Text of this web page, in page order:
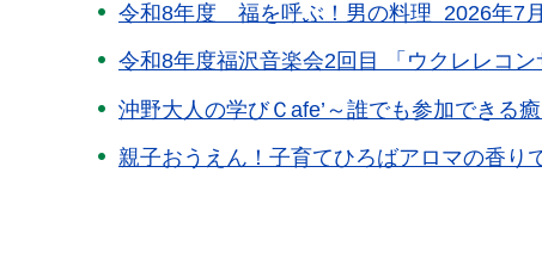
令和8年度 福を呼ぶ！男の料理 2026年7
令和8年度福沢音楽会2回目 「ウクレレコ
沖野大人の学びＣafe’～誰でも参加できる
親子おうえん！子育てひろばアロマの香